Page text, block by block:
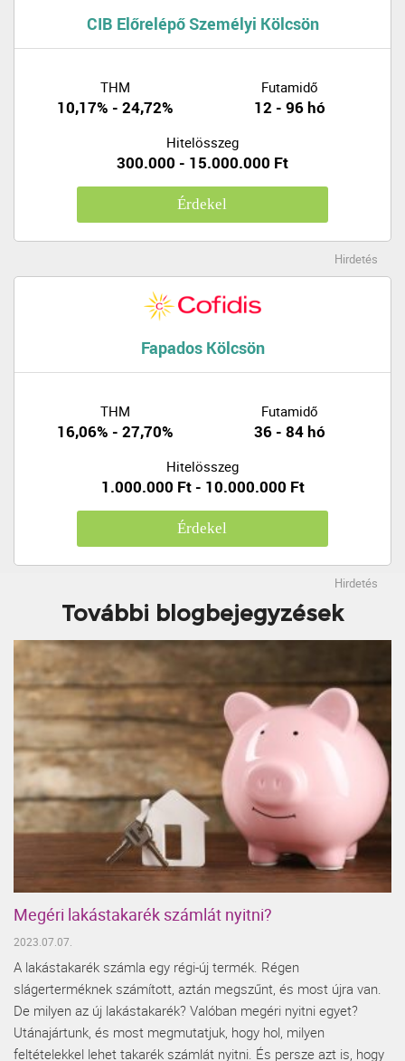
CIB Előrelépő Személyi Kölcsön
THM
10,17% - 24,72%
Futamidő
12 - 96 hó
Hitelösszeg
300.000 - 15.000.000 Ft
Érdekel
Hirdetés
Fapados Kölcsön
THM
16,06% - 27,70%
Futamidő
36 - 84 hó
Hitelösszeg
1.000.000 Ft - 10.000.000 Ft
Érdekel
Hirdetés
További blogbejegyzések
Megéri lakástakarék számlát nyitni?
2023.07.07.
A lakástakarék számla egy régi-új termék. Régen
slágerterméknek számított, aztán megszűnt, és most újra van.
De milyen az új lakástakarék? Valóban megéri nyitni egyet?
Utánajártunk, és most megmutatjuk, hogy hol, milyen
feltételekkel lehet takarék számlát nyitni. És persze azt is, hogy